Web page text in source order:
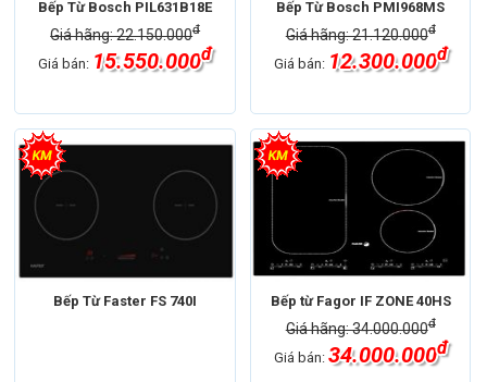
Bếp Từ Bosch PIL631B18E
Giá hãng: 22.150.000đ
Giá bán: 15.550.000đ
Bếp Từ Bosch PMI968MS
Giá hãng: 21.120.000đ
Giá bán: 12.300.000đ
Bếp Từ Faster FS 740I Bếp từ Fagor IF ZONE 40HS
Giá hãng: 34.000.000đ
Giá bán: 34.000.000đ